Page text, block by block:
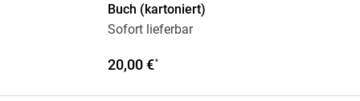
Buch (kartoniert)
Sofort lieferbar
20,00 €*